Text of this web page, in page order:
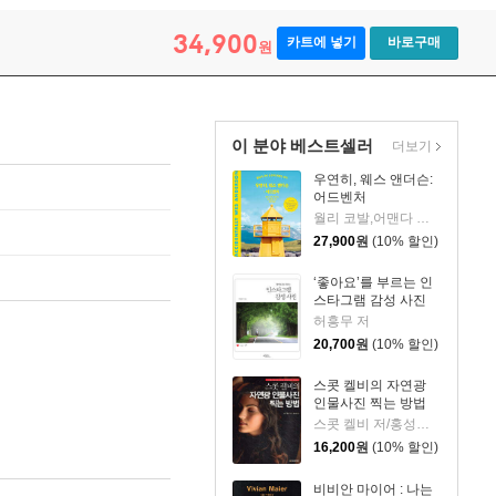
34,900원 카트에 넣기 바로구매
이 분야 베스트셀러
우연히, 웨스 앤더슨:
어드벤처
월리 코발,어맨다 코발 저/김희진 역
27,900원 (10% 할인)
‘좋아요’를 부르는 인
스타그램 감성 사진
허흥무 저
20,700원 (10% 할인)
스콧 켈비의 자연광
인물사진 찍는 방법
16,200원 (10% 할인)
비비안 마이어 : 나는
더보기